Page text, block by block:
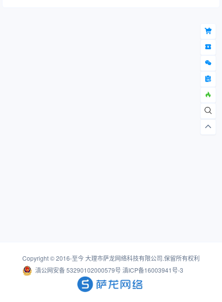
Copyright © 2016-至今大理市萨龙网络科技有限公司.保留所有权利
滇公网安备 53290102000579号 滇ICP备16003941号-3